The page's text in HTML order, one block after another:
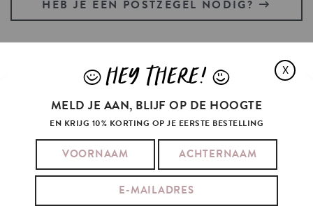
HEB JE EEN POSTZEGEL NODIG?
CYRUS BOUGHT FLOWERS
X
JHEY THERE! L
MELD JE AAN, BLIJF OP DE HOOGTE
EN KRIJG 10% KORTING OP JE EERSTE BESTELLING